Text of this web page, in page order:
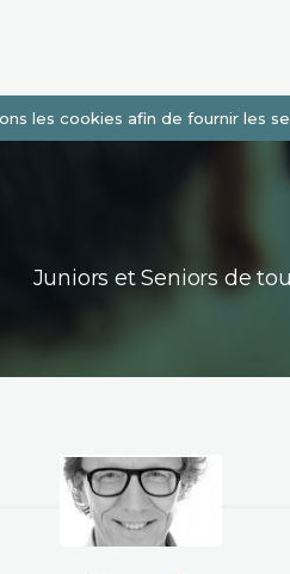
les cookies afin de fournir les
Juniors et Seniors de